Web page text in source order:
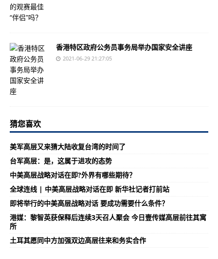
香港特区政府公务员事务局举办国家安全讲座
2021-06-29 21:27:05
猜您喜欢
美军高层又来猜大陆收复台湾的时间了
台军高层：是，这属于进攻的态势
中美高层战略对话在即?外界有哪些期待？
全球连线 | 中美高层战略对话在即 新华社记者打前站
即将举行的中美高层战略对话 要成功需要什么条件？
港媒：黎智英获保释后连续3天召人聚会 今日壹传媒高层前往其寓
所
土耳其愿同中方加强双边高层往来和务实合作